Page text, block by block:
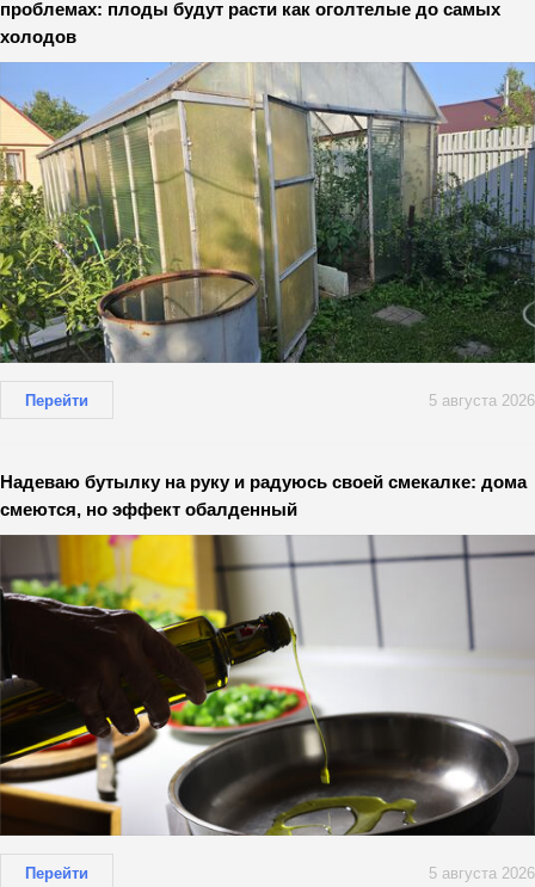
проблемах: плоды будут расти как оголтелые до самых
холодов
Перейти 5 августа 2026
Надеваю бутылку на руку и радуюсь своей смекалке: дома
смеются, но эффект обалденный
Перейти 5 августа 2026